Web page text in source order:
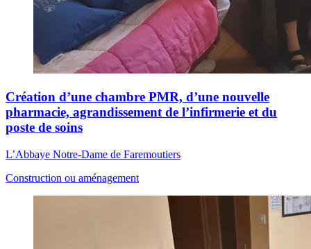
Création d’une chambre PMR, d’une nouvelle
pharmacie, agrandissement de l’infirmerie et du
poste de soins
L’Abbaye Notre-Dame de Faremoutiers
Construction ou aménagement